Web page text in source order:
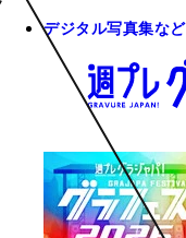
デジタル写真集な